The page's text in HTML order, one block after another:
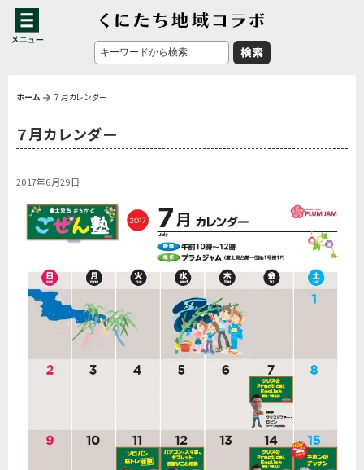
ホーム ７月カレンダー
７月カレンダー
2017年6月29日